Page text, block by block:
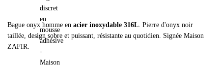
Bague onyx homme en acier inoxydable 316L . Pierre d'onyx noir
taillée, design sobre et puissant, résistante au quotidien. Signée Maison
ZAFIR.